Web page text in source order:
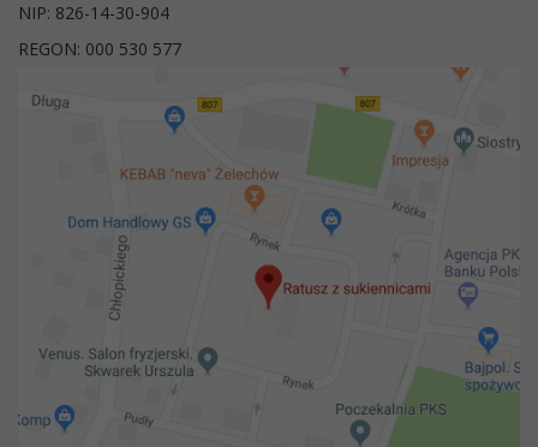
NIP: 826-14-30-904
REGON: 000 530 577